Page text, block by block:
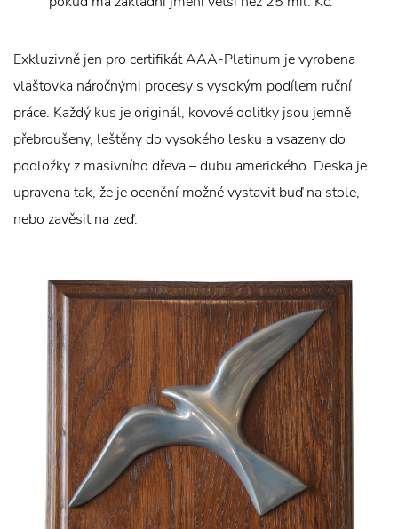
Exkluzivně jen pro certifikát AAA-Platinum je vyrobena
vlaštovka náročnými procesy s vysokým podílem ruční
práce. Každý kus je originál, kovové odlitky jsou jemně
přebroušeny, leštěny do vysokého lesku a vsazeny do
podložky z masivního dřeva – dubu amerického. Deska je
upravena tak, že je ocenění možné vystavit buď na stole,
nebo zavěsit na zeď.